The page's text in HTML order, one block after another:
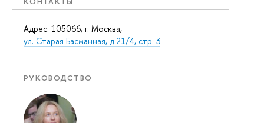
Адрес: 105066, г. Москва,
ул. Старая Басманная, д.21/4, стр. 3
РУКОВОДСТВО